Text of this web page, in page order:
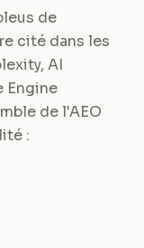
de
cité dans les
AI
Engine
de l'AEO
: